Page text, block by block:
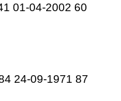
01-04-2002 60
24-09-1971 87